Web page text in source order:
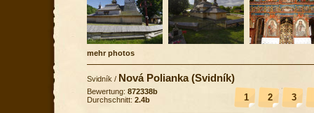
mehr photos
Svidník / Nová Polianka (Svidník)
1 2 3
Bewertung: 872338b
Durchschnitt: 2.4b